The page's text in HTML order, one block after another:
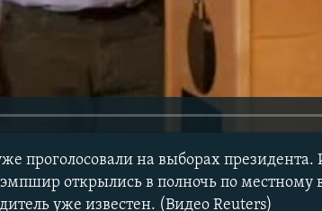
проголосовали на выборах президента.
открылись в полночь по местному
уже известен. (Видео Reuters)